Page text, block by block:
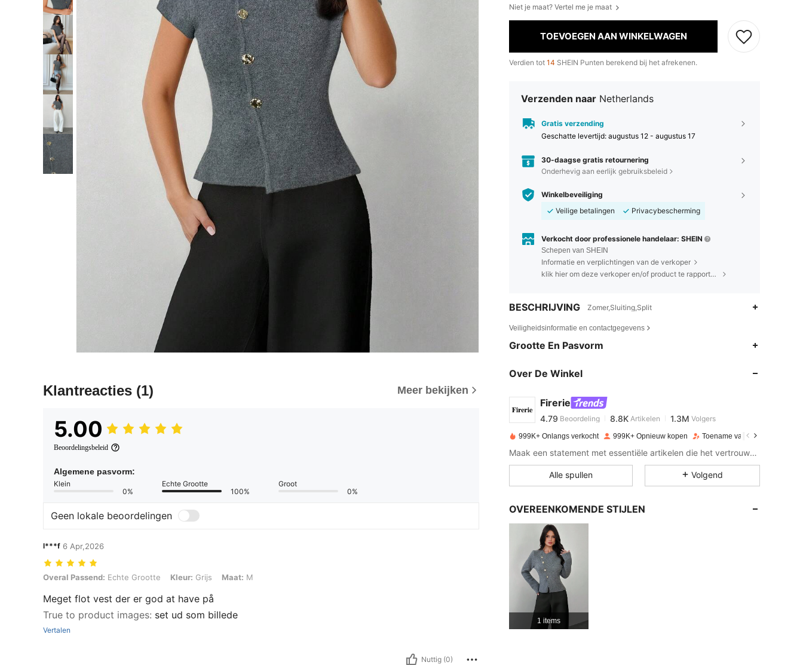
Klantreacties (1) Meer bekijken
5.00
Beoordelingsbeleid
Algemene pasvorm:
Klein
0%
Echte Grootte
100%
Groot
0%
Geen lokale beoordelingen
l***f 6 Apr,2026
Overal Passend: Echte Grootte, Kleur: Grijs, Maat: M
Overal Passend: Echte Grootte Kleur: Grijs Maat: M
Meget flot vest der er god at have på
True to product images: set ud som billede
Vertalen
Nuttig (0)
Niet je maat? Vertel me je maat
TOEVOEGEN AAN WINKELWAGEN
Verdien tot 14 SHEIN Punten berekend bij het afrekenen.
Verzenden naar Netherlands
Gratis verzending
Geschatte levertijd: augustus 12 - augustus 17
30-daagse gratis retournering
Onderhevig aan eerlijk gebruiksbeleid
Winkelbeveiliging
Veilige betalingen
Privacybescherming
Verkocht door professionele handelaar: SHEIN
Schepen van SHEIN
Informatie en verplichtingen van de verkoper
klik hier om deze verkoper en/of product te rapporteren.
BESCHRIJVING Zomer,Sluiting,Split
Veiligheidsinformatie en contactgegevens
Grootte En Pasvorm
Over De Winkel
Firerie
4.79
4.79
4.79 Beoordeling 8.8K Artikelen 1.3M Volgers
b***abetaalde1 dag geleden
4.79 8.8K 1.3M
4.79 8.8K 1.3M
4.79
4.79
4.79
4.79
999K+ Onlangs verkocht 999K+ Opnieuw kopen Toename van volgers 22%
Maak een statement met essentiële artikelen die het vertrouwen en de elegantie van moderne verfijning belichamen.
Alle spullen Volgend
OVEREENKOMENDE STIJLEN
1 items